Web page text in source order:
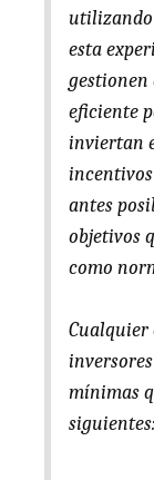
utilizando
esta
gestionen
eficiente
inviertan
antes
objetivos
como
Cualquier
mínimas
siguientes: